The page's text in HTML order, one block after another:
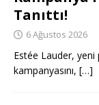
Tanıttı!
6 Ağustos 2026
Estée Lauder, yeni
kampanyasını, […]